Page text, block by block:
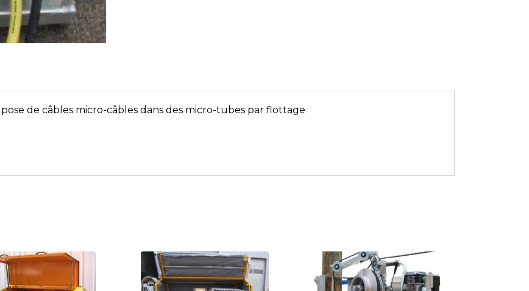
pose de câbles micro-câbles dans des micro-tubes par flottage